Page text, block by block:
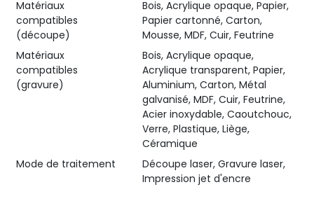
Matériaux
compatibles
(découpe)
Bois, Acrylique opaque, Papier,
Papier cartonné, Carton,
Mousse, MDF, Cuir, Feutrine
Matériaux
compatibles
(gravure)
Bois, Acrylique opaque,
Acrylique transparent, Papier,
Aluminium, Carton, Métal
galvanisé, MDF, Cuir, Feutrine,
Acier inoxydable, Caoutchouc,
Verre, Plastique, Liège,
Céramique
Mode de traitement
Découpe laser, Gravure laser,
Impression jet d'encre